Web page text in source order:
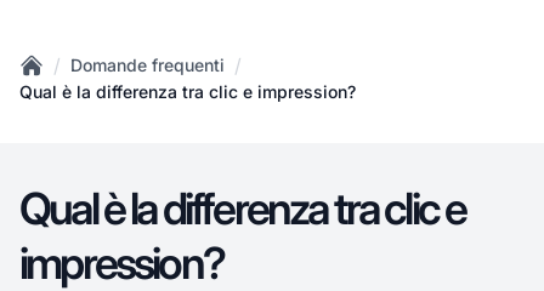
Home
/ Domande frequenti /
Qual è la differenza tra clic e impression?
Qual è la differenza tra clic e
impression?